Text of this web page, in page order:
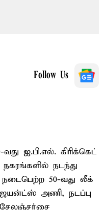
Follow Us
ஐ.பி.எல். கிரிக்கெட்
நடந்து
50-வது லீக்
அணி, நடப்பு